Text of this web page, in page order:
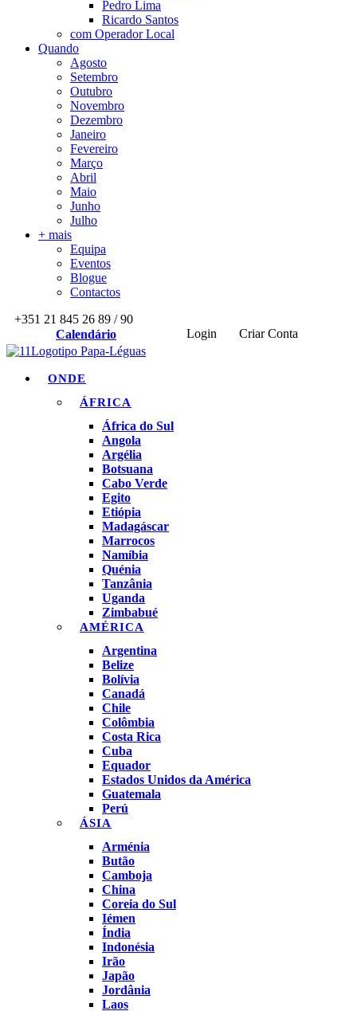
Pedro Lima
Ricardo Santos
com Operador Local
Quando
Agosto
Setembro
Outubro
Novembro
Dezembro
Janeiro
Fevereiro
Março
Abril
Maio
Junho
Julho
+ mais
Equipa
Eventos
Blogue
Contactos
+351 21 845 26 89 / 90
Calendário
Login Criar Conta
ONDE
ÁFRICA
África do Sul
Angola
Argélia
Botsuana
Cabo Verde
Egito
Etiópia
Madagáscar
Marrocos
Namíbia
Quénia
Tanzânia
Uganda
Zimbabué
AMÉRICA
Argentina
Belize
Bolívia
Canadá
Chile
Colômbia
Costa Rica
Cuba
Equador
Estados Unidos da América
Guatemala
Perú
ÁSIA
Arménia
Butão
Camboja
China
Coreia do Sul
Iémen
Índia
Indonésia
Irão
Japão
Jordânia
Laos